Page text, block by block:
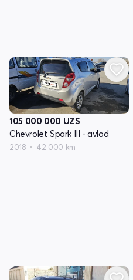
105 000 000 UZS
Chevrolet Spark III - avlod
2018 42 000 km